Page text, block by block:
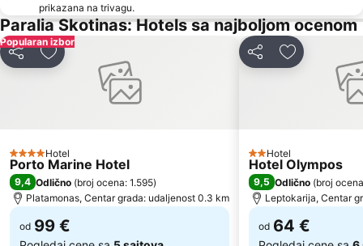
prikazana na trivagu.
Paralia Skotinas: Hotels sa najboljom ocenom
Popularan izbor
Deli Dodati u favorite
4 Zvezdice
Hotel
Porto Marine Hotel
9,4 Odlično (broj ocena: 1.595)
Platamonas, Centar grada: udaljenost 0.3 km
od 99 €
Deli Dodati u
2 Zvezdice
Hotel
Hotel Olympos
9,5 Odlično (broj
Leptokarija, Centar
od 64 €